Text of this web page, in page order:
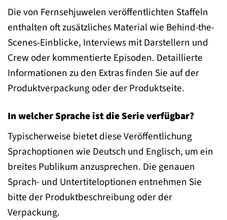
Die von Fernsehjuwelen veröffentlichten Staffeln
enthalten oft zusätzliches Material wie Behind-the-
Scenes-Einblicke, Interviews mit Darstellern und
Crew oder kommentierte Episoden. Detaillierte
Informationen zu den Extras finden Sie auf der
Produktverpackung oder der Produktseite.
In welcher Sprache ist die Serie verfügbar?
Typischerweise bietet diese Veröffentlichung
Sprachoptionen wie Deutsch und Englisch, um ein
breites Publikum anzusprechen. Die genauen
Sprach- und Untertiteloptionen entnehmen Sie
bitte der Produktbeschreibung oder der
Verpackung.